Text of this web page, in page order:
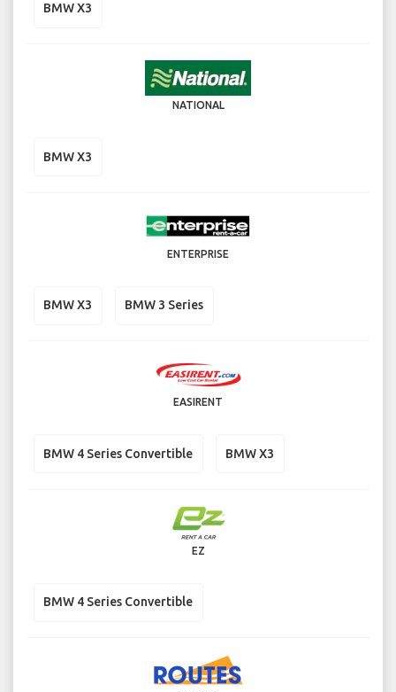
BMW X3
NATIONAL
BMW X3
ENTERPRISE
BMW X3 BMW 3 Series
EASIRENT
BMW 4 Series Convertible BMW X3
EZ
BMW 4 Series Convertible